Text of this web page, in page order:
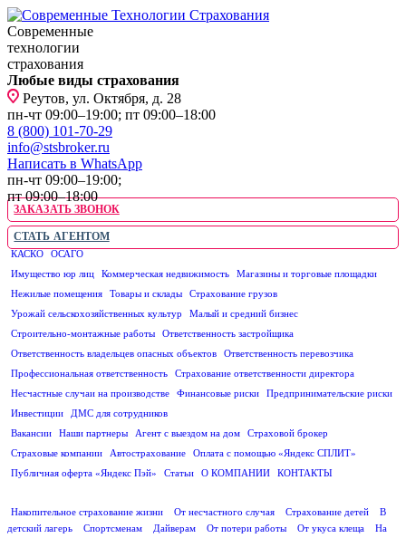
Современные
технологии
страхования
Любые виды страхования
Реутов, ул. Октября, д. 28
пн-чт 09:00–19:00; пт 09:00–18:00
8 (800) 101-70-29
info@stsbroker.ru
Написать в WhatsApp
пн-чт 09:00–19:00;
пт 09:00–18:00
ЗАКАЗАТЬ ЗВОНОК
СТАТЬ АГЕНТОМ
КАСКО ОСАГО
Имущество юр лиц
Коммерческая недвижимость
Магазины и торговые площадки
Нежилые помещения
Товары и склады
Страхование грузов
Урожай сельскохозяйственных культур
Малый и средний бизнес
Строительно-монтажные работы
Ответственность застройщика
Ответственность владельцев опасных объектов
Ответственность перевозчика
Профессиональная ответственность
Страхование ответственности директора
Несчастные случаи на производстве
Финансовые риски
Предпринимательские риски
Инвестиции
ДМС для сотрудников
Вакансии
Наши партнеры Агент с выездом на дом
Страховой брокер
Страховые компании
Автострахование
Оплата с помощью «Яндекс СПЛИТ»
Публичная оферта «Яндекс Пэй»
Статьи О КОМПАНИИ
КОНТАКТЫ
Накопительное страхование жизни
От несчастного случая Страхование детей
В
детский лагерь
Спортсменам Дайверам От потери работы От укуса клеща
На